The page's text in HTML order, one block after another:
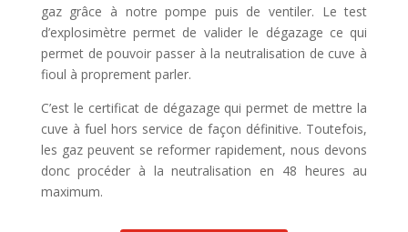
gaz grâce à notre pompe puis de ventiler. Le test
d’explosimètre permet de valider le dégazage ce qui
permet de pouvoir passer à la neutralisation de cuve à
fioul à proprement parler.
C’est le certificat de dégazage qui permet de mettre la
cuve à fuel hors service de façon définitive. Toutefois,
les gaz peuvent se reformer rapidement, nous devons
donc procéder à la neutralisation en 48 heures au
maximum.